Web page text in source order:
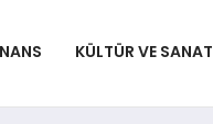
KÜLTÜR VE SANAT